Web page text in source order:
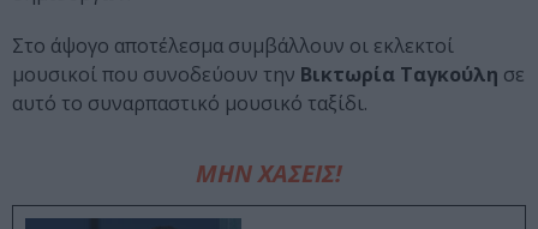
Στο άψογο αποτέλεσμα συμβάλλουν οι εκλεκτοί
μουσικοί που συνοδεύουν την Βικτωρία Ταγκούλη σε
αυτό το συναρπαστικό μουσικό ταξίδι.
ΜΗΝ ΧΑΣΕΙΣ!